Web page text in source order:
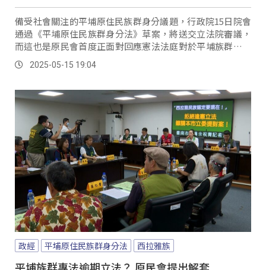
備受社會關注的平埔原住民族群身分議題，行政院15日院會
通過《平埔原住民族群身分法》草案，將送交立法院審議，
而這也是原民會首度正面對回應憲法法庭對於平埔族群身分
認定的判決。
2025-05-15 19:04
政經 平埔原住民族群身分法 西拉雅族
平埔族群專法逾期立法？ 原民會提出解套